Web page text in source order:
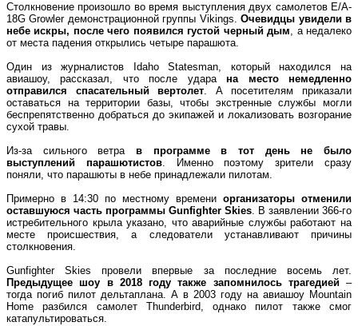
Столкновение произошло во время выступления двух самолетов E/A-
18G Growler демонстрационной группы Vikings.Очевидцы увидели в
небе искры, после чего появился густой черный дым, а недалеко
от места падения открылись четыре парашюта.
Один из журналистов Idaho Statesman, который находился на
авиашоу, рассказал, что после ударана место немедленно
отправился спасательный вертолет. А посетителям приказали
оставаться на территории базы, чтобы экстренные службы могли
беспрепятственно добраться до экипажей и локализовать возгорание
сухой травы.
Из-за сильного ветра в программе в тот день не было
выступлений парашютистов. Именно поэтому зрители сразу
поняли, что парашюты в небе принадлежали пилотам.
Примерно в 14:30 по местному времени организаторы отменили
оставшуюся часть программы Gunfighter Skies. В заявлении 366-го
истребительного крыла указано, что аварийные службы работают на
месте происшествия, а следователи устанавливают причины
столкновения.
Gunfighter Skies провели впервые за последние восемь лет.
Предыдущее шоу в 2018 году также запомнилось трагедией–
тогда погиб пилот дельтаплана. А в 2003 году на авиашоу Mountain
Home разбился самолет Thunderbird, однако пилот также смог
катапультироваться.